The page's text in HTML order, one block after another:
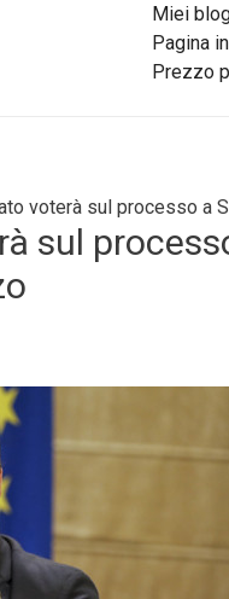
Miei
Pagina
Prezzo
voterà sul processo a
sul